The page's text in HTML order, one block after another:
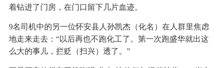
着钻进了门房，在门口留下几片血迹。
9名司机中的另一位怀安县人孙凯杰（化名）在人群里焦虑
地走来走去：“以后再也不跑化工了。第一次跑盛华就出这
么大的事儿，拦贬（扫兴）透了。”